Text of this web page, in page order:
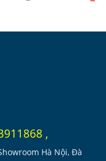
,
Hà Nội, Đà